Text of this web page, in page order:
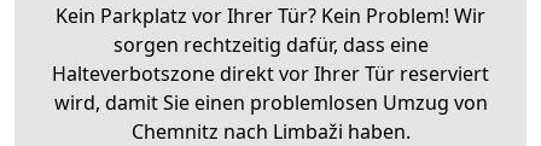
Kein Parkplatz vor Ihrer Tür? Kein Problem! Wir
sorgen rechtzeitig dafür, dass eine
Halteverbotszone direkt vor Ihrer Tür reserviert
wird, damit Sie einen problemlosen Umzug von
Chemnitz nach Limbaži haben.